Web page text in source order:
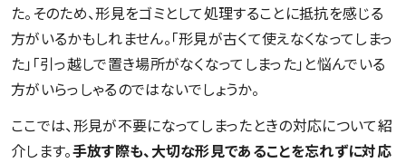
た。そのため、形見をゴミとして処理することに抵抗を感じる
方がいるかもしれません。「形見が古くて使えなくなってしまっ
た」「引っ越しで置き場所がなくなってしまった」と悩んでいる
方がいらっしゃるのではないでしょうか。
ここでは、形見が不要になってしまったときの対応について紹
介します。手放す際も、大切な形見であることを忘れずに対応